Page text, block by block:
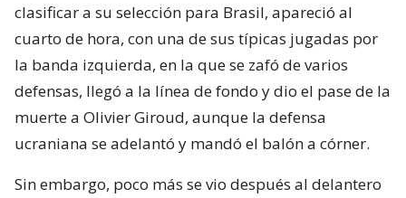
clasificar a su selección para Brasil, apareció al
cuarto de hora, con una de sus típicas jugadas por
la banda izquierda, en la que se zafó de varios
defensas, llegó a la línea de fondo y dio el pase de la
muerte a Olivier Giroud, aunque la defensa
ucraniana se adelantó y mandó el balón a córner.
Sin embargo, poco más se vio después al delantero